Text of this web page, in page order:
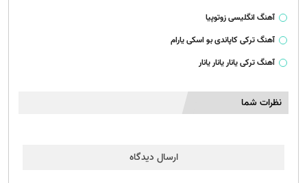
آهنگ انگلیسی زوتوپیا
آهنگ ترکی کاپاندی بو اسکی یارام
آهنگ ترکی یانار یانار یانار
نظرات شما
ارسال دیدگاه